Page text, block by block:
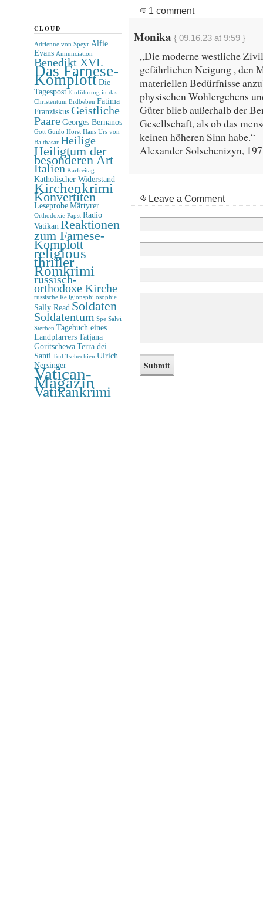
1 comment
Monika { 09.16.23 at 9:59 }
„Die moderne westliche
gefährlichen Neigung , den
materiellen Bedürfnisse
physischen Wohlergehens
Güter blieb außerhalb der
Gesellschaft, als ob das
keinen höheren Sinn habe.“
Alexander Solschenizyn,
Leave a Comment
CLOUD
Adrienne von Speyr Alfie
Evans Annunciation
Benedikt XVI.
Das Farnese-
Komplott Die
Tagespost Einführung in das
Christentum Erdbeben Fatima
Franziskus Geistliche
Paare Georges Bernanos
Gott Guido Horst Hans Urs von
Balthasar Heilige
Heiligtum der
besonderen Art
Italien Karfreitag
Katholischer Widerstand
Kirchenkrimi
Konvertiten
Leseprobe Märtyrer
Orthodoxie Papst Radio
Vatikan Reaktionen
zum Farnese-
Komplott
religious
thriller
Romkrimi
russisch-
orthodoxe Kirche
russische Religionsphilosophie
Sally Read Soldaten
Soldatentum Spe Salvi
Sterben Tagebuch eines
Landpfarrers Tatjana
Goritschewa Terra dei
Santi Tod Tschechien Ulrich
Nersinger
Vatican-
Magazin
Vatikankrimi